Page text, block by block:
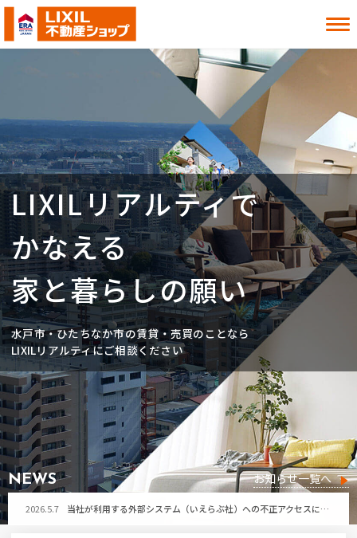
借りたい
貸したい
売りたい
お知らせ
お役立ち情報
よくある質問
MITOシル
事業内容
店舗案内
入居者様へ
会社情報
採用情報
お近くの店舗を探す
お問い合わせ
お気に入り物件
LIXILリアルティで
かなえる
家と暮らしの願い
水戸市・ひたちなか市の賃貸・売買のことなら
LIXILリアルティにご相談ください
NEWS お知らせ一覧へ
2026.5.7 当社が利用する外部システム（いえらぶ社）への不正アクセスによる個人情報流出の可能性について
2026.7.29 令和8年熊本地震により被害に遭われた皆さまへ
2026.7.21 第32回ひたちなか祭り開催に伴う「勝田営業所」臨時休業のお知らせ
2026.7.17 夏季休暇のお知らせ
2026.5.7 当社が利用する外部システム（いえらぶ社）への不正アクセスによる個人情報流出の可能性について